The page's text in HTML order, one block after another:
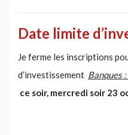
Date limite
Je ferme les inscriptions
d’investissement Banques
ce soir, mercredi soir 23